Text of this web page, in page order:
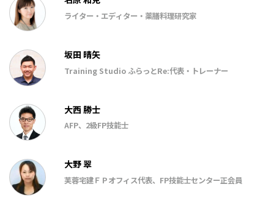
ライター・エディター・薬膳料理研究家
坂田 晴矢
Training Studio ふらっとRe:代表・トレーナー
大西 勝士
AFP、2級FP技能士
大野 翠
芙蓉宅建ＦＰオフィス代表、FP技能士センター正会員